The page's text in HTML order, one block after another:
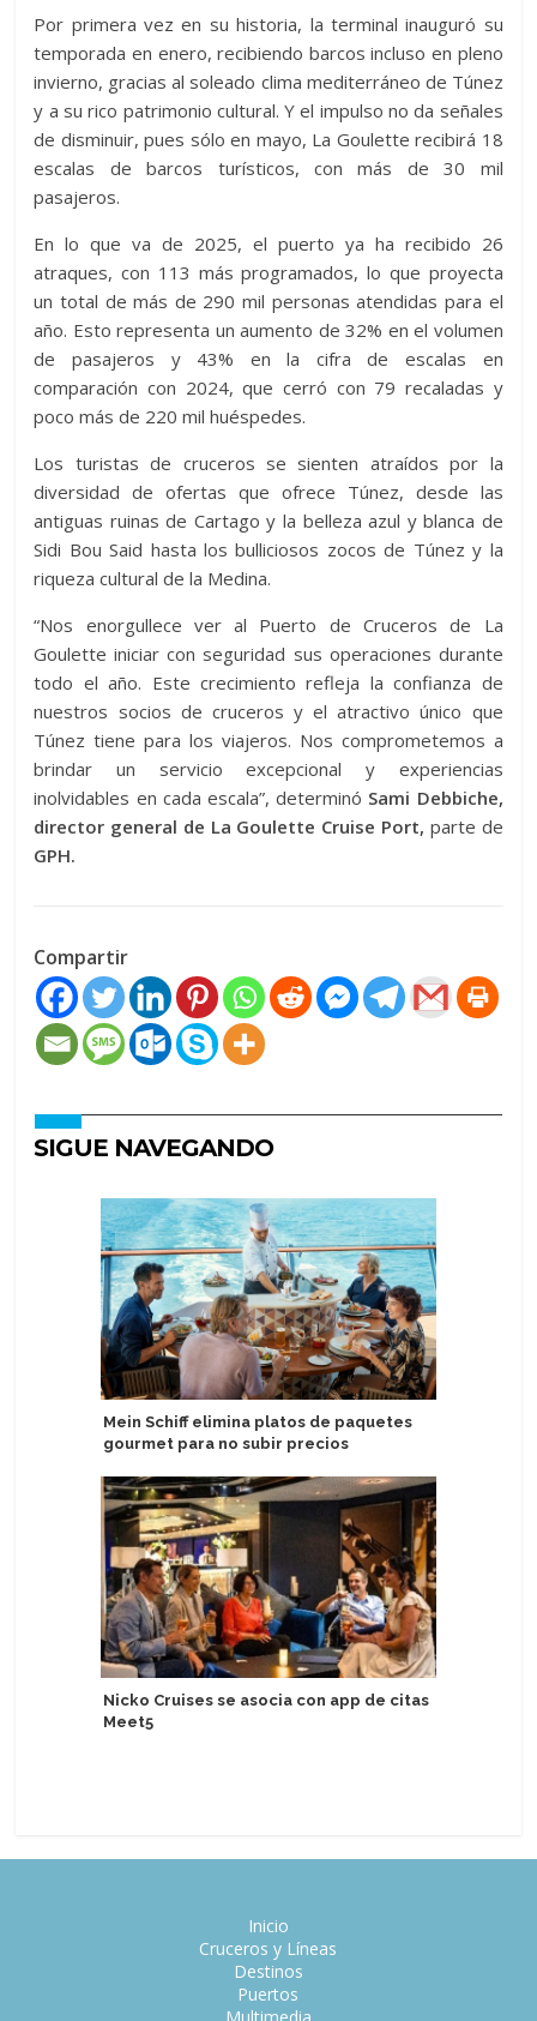
Por primera vez en su historia, la terminal inauguró su
temporada en enero, recibiendo barcos incluso en pleno
invierno, gracias al soleado clima mediterráneo de Túnez
y a su rico patrimonio cultural. Y el impulso no da señales
de disminuir, pues sólo en mayo, La Goulette recibirá 18
escalas de barcos turísticos, con más de 30 mil
pasajeros.
En lo que va de 2025, el puerto ya ha recibido 26
atraques, con 113 más programados, lo que proyecta
un total de más de 290 mil personas atendidas para el
año. Esto representa un aumento de 32% en el volumen
de pasajeros y 43% en la cifra de escalas en
comparación con 2024, que cerró con 79 recaladas y
poco más de 220 mil huéspedes.
Los turistas de cruceros se sienten atraídos por la
diversidad de ofertas que ofrece Túnez, desde las
antiguas ruinas de Cartago y la belleza azul y blanca de
Sidi Bou Said hasta los bulliciosos zocos de Túnez y la
riqueza cultural de la Medina.
“Nos enorgullece ver al Puerto de Cruceros de La
Goulette iniciar con seguridad sus operaciones durante
todo el año. Este crecimiento refleja la confianza de
nuestros socios de cruceros y el atractivo único que
Túnez tiene para los viajeros. Nos comprometemos a
brindar un servicio excepcional y experiencias
inolvidables en cada escala”, determinó Sami Debbiche,
director general de La Goulette Cruise Port, parte de
GPH.
Compartir
SIGUE NAVEGANDO
Mein Schiff elimina platos de paquetes
gourmet para no subir precios
Nicko Cruises se asocia con app de citas
Meet5
Inicio
Cruceros y Líneas
Destinos
Puertos